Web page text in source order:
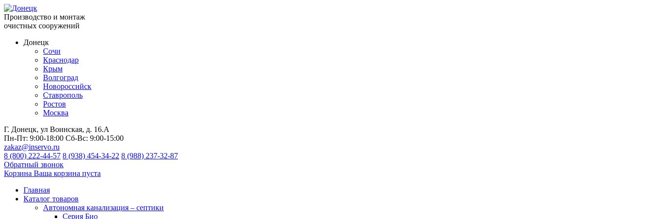
Производство и монтаж
очистных сооружений
Донецк
Сочи
Краснодар
Крым
Волгоград
Новороссийск
Ставрополь
Ростов
Москва
Г. Донецк, ул Воинская, д. 16.А
Пн-Пт: 9:00-18:00 Сб-Вс: 9:00-15:00
zakaz@inservo.ru
8 (800) 222-44-57 8 (938) 454-34-22 8 (988) 237-32-87
Обратный звонок
Корзина Ваша корзина пуста
Главная
Каталог товаров
Автономная канализация – септики
Серия Био